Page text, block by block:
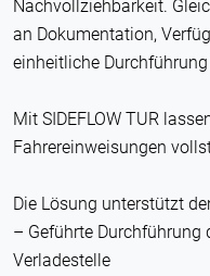
Nachvollziehbarkeit.
an Dokumentation,
einheitliche
Mit SIDEFLOW TUR
Fahrereinweisungen
Die Lösung unterstützt
– Geführte Durchführung
Verladestelle